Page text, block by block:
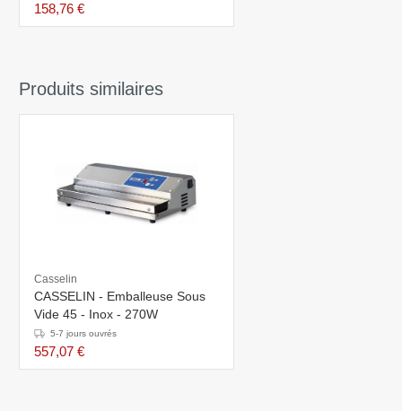
158,76 €
Produits similaires
Casselin
CASSELIN - Emballeuse Sous
Vide 45 - Inox - 270W
5-7 jours ouvrés
557,07 €